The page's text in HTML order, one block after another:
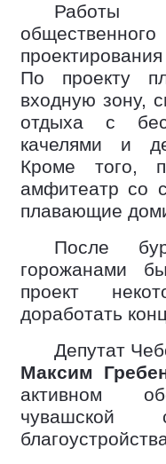
Работы
По проекту
входную зону,
отдыха с
качелями и
Кроме того,
амфитеатр со
плавающие
После
горожанами
проект
доработать
Депутат
Максим
активном
чувашской